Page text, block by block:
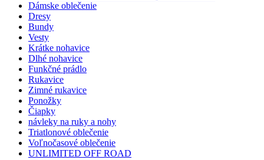
Dámske oblečenie
Dresy
Bundy
Vesty
Krátke nohavice
Dlhé nohavice
Funkčné prádlo
Rukavice
Zimné rukavice
Ponožky
Čiapky
návleky na ruky a nohy
Triatlonové oblečenie
Voľnočasové oblečenie
UNLIMITED OFF ROAD